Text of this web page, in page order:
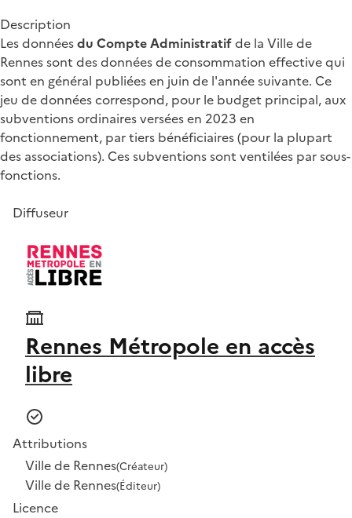
Description
Les donnéesdu Compte Administratifde la Ville de
Rennes sont des données de consommation effective qui
sont en général publiées en juin de l'année suivante. Ce
jeu de données correspond, pour le budget principal, aux
subventions ordinaires versées en 2023 en
fonctionnement, par tiers bénéficiaires (pour la plupart
des associations). Ces subventions sont ventilées par sous-
fonctions.
Diffuseur
Rennes Métropole en accès
libre
Attributions
Ville de Rennes(Créateur)
Ville de Rennes(Éditeur)
Licence